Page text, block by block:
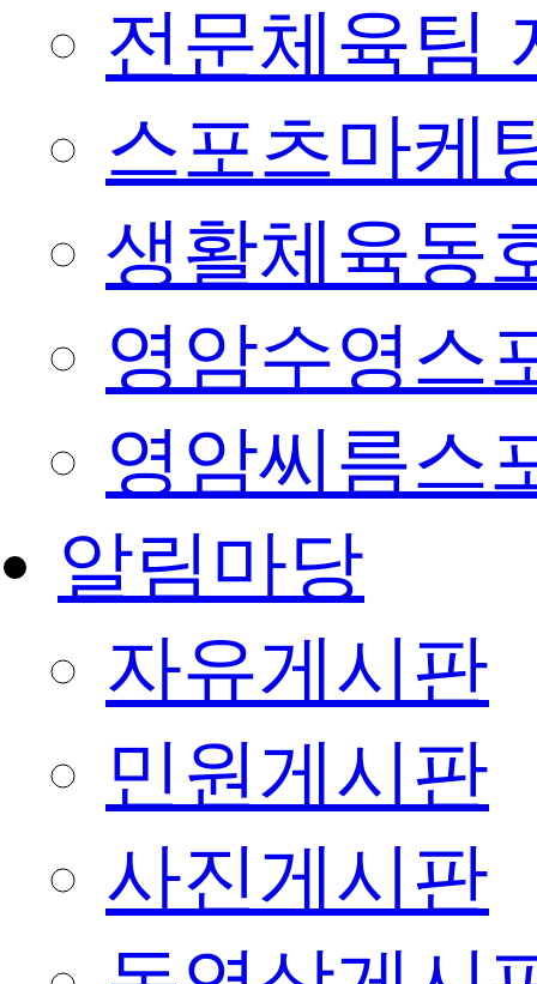
전문체육팀
스포츠마케
생활체육동
영암수영스
영암씨름스
알림마당
자유게시판
민원게시판
사진게시판